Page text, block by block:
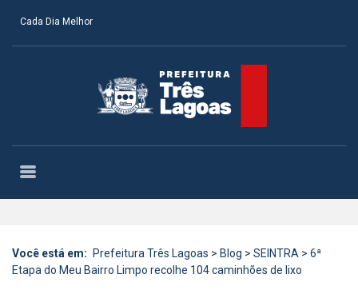
Cada Dia Melhor
Você está em: Prefeitura Três Lagoas > Blog > SEINTRA > 6ª
Etapa do Meu Bairro Limpo recolhe 104 caminhões de lixo